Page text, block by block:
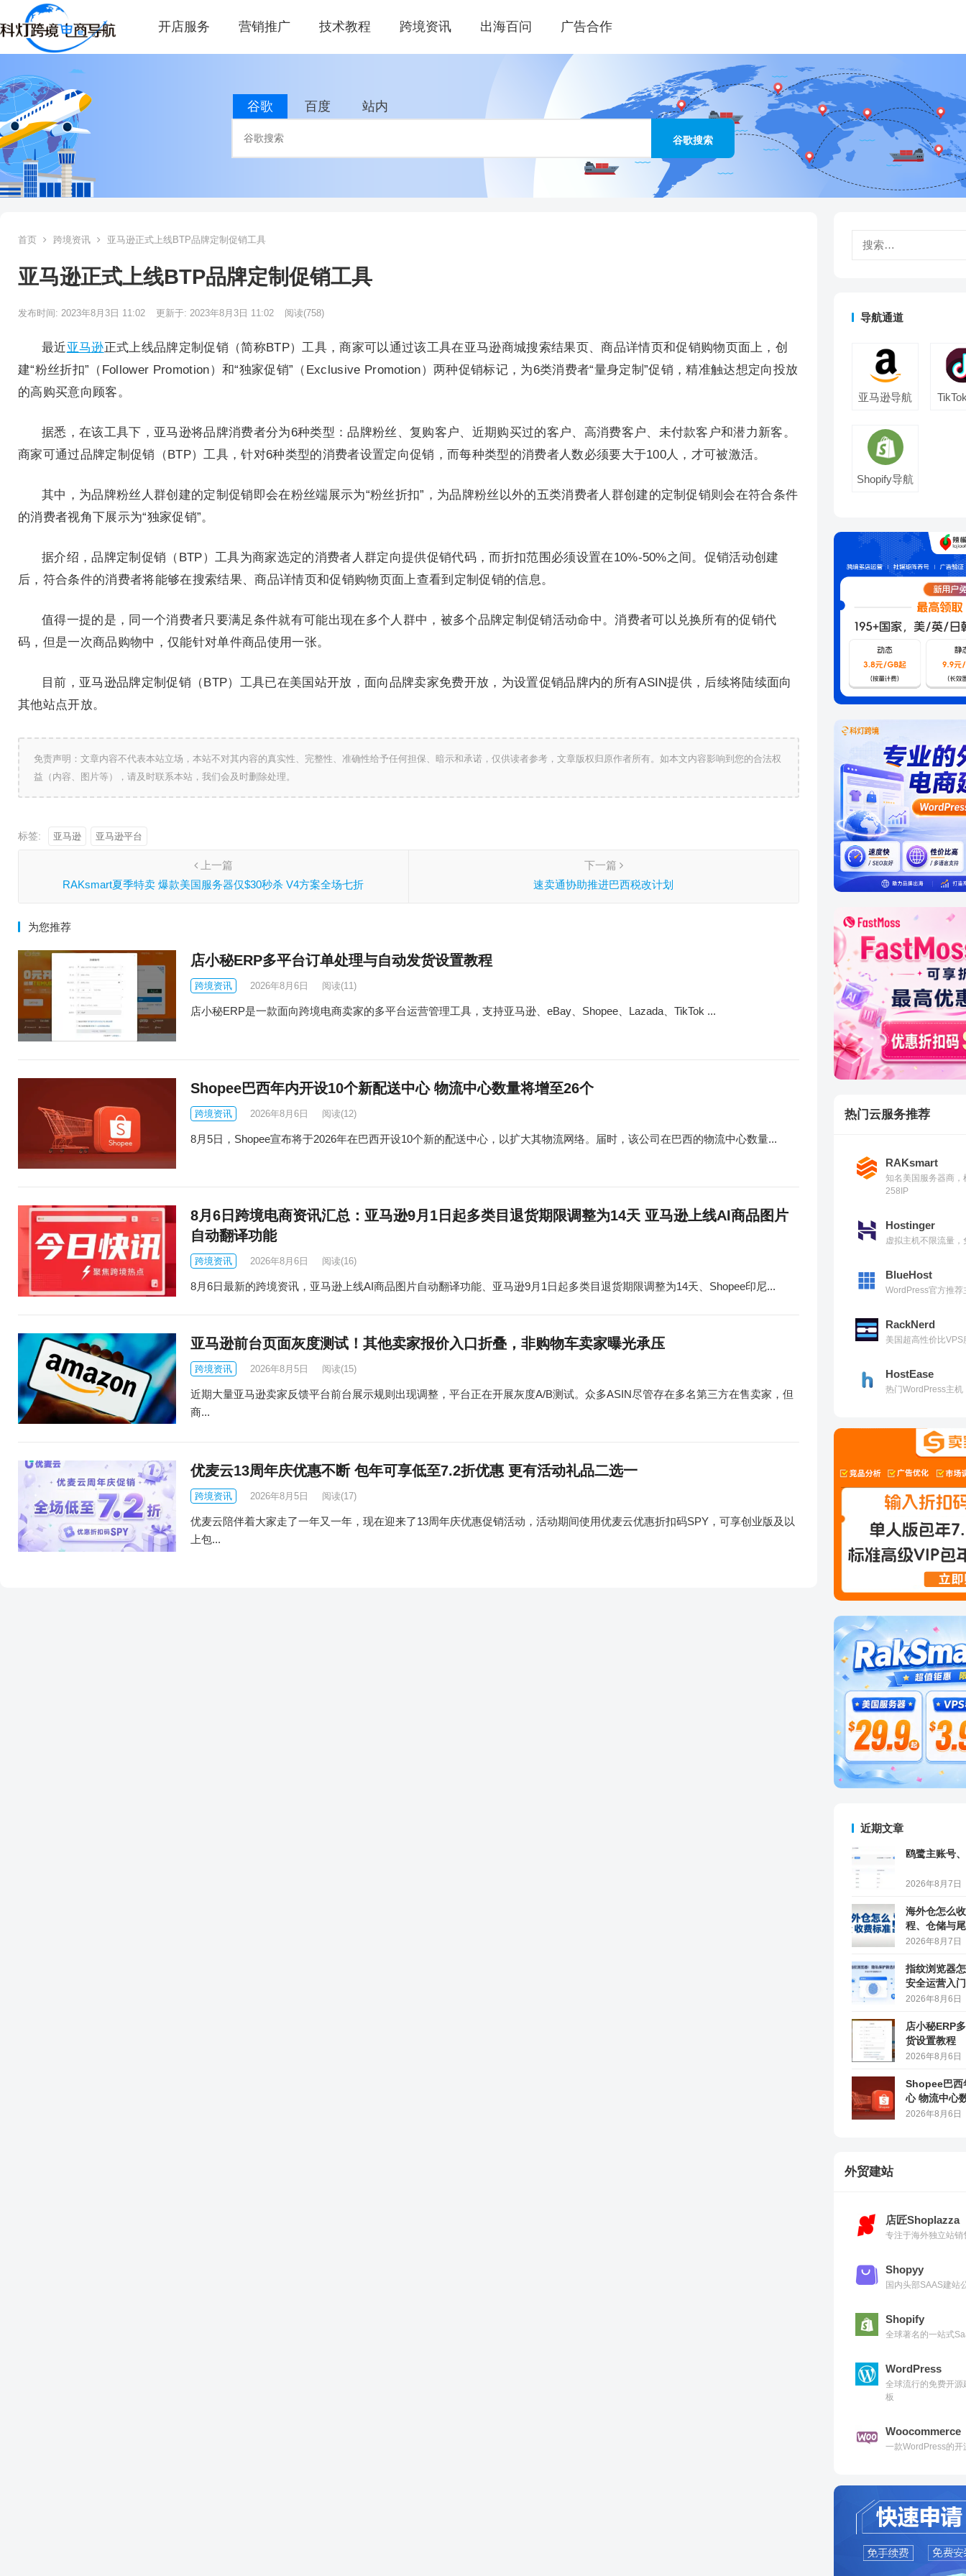
开店服务 营销推广 技术教程 跨境资讯 出海百问 广告合作
谷歌 百度 站内
首页 跨境资讯 亚马逊正式上线BTP品牌定制促销工具
亚马逊正式上线BTP品牌定制促销工具
发布时间: 2023年8月3日 11:02 更新于: 2023年8月3日 11:02 阅读(758)
最近亚马逊正式上线品牌定制促销（简称BTP）工具，商家可以通过该工具在亚马逊商城搜索结果页、商品详情页和促销购物页面上，创
建“粉丝折扣”（Follower Promotion）和“独家促销”（Exclusive Promotion）两种促销标记，为6类消费者“量身定制”促销，精准触达想定向投放
的高购买意向顾客。
据悉，在该工具下，亚马逊将品牌消费者分为6种类型：品牌粉丝、复购客户、近期购买过的客户、高消费客户、未付款客户和潜力新客。
商家可通过品牌定制促销（BTP）工具，针对6种类型的消费者设置定向促销，而每种类型的消费者人数必须要大于100人，才可被激活。
其中，为品牌粉丝人群创建的定制促销即会在粉丝端展示为“粉丝折扣”，为品牌粉丝以外的五类消费者人群创建的定制促销则会在符合条件
的消费者视角下展示为“独家促销”。
据介绍，品牌定制促销（BTP）工具为商家选定的消费者人群定向提供促销代码，而折扣范围必须设置在10%-50%之间。促销活动创建
后，符合条件的消费者将能够在搜索结果、商品详情页和促销购物页面上查看到定制促销的信息。
值得一提的是，同一个消费者只要满足条件就有可能出现在多个人群中，被多个品牌定制促销活动命中。消费者可以兑换所有的促销代
码，但是一次商品购物中，仅能针对单件商品使用一张。
目前，亚马逊品牌定制促销（BTP）工具已在美国站开放，面向品牌卖家免费开放，为设置促销品牌内的所有ASIN提供，后续将陆续面向
其他站点开放。
免责声明：文章内容不代表本站立场，本站不对其内容的真实性、完整性、准确性给予任何担保、暗示和承诺，仅供读者参考，文章版权归原作者所有。如本文内容影响到您的合法权
益（内容、图片等），请及时联系本站，我们会及时删除处理。
标签: 亚马逊 亚马逊平台
上一篇
RAKsmart夏季特卖 爆款美国服务器仅$30秒杀 V4方案全场七折
下一篇
速卖通协助推进巴西税改计划
为您推荐
店小秘ERP多平台订单处理与自动发货设置教程
跨境资讯 2026年8月6日 阅读(11)
店小秘ERP是一款面向跨境电商卖家的多平台运营管理工具，支持亚马逊、eBay、Shopee、Lazada、TikTok ...
Shopee巴西年内开设10个新配送中心 物流中心数量将增至26个
跨境资讯 2026年8月6日 阅读(12)
8月5日，Shopee宣布将于2026年在巴西开设10个新的配送中心，以扩大其物流网络。届时，该公司在巴西的物流中心数量...
8月6日跨境电商资讯汇总：亚马逊9月1日起多类目退货期限调整为14天 亚马逊上线AI商品图片
自动翻译功能
跨境资讯 2026年8月6日 阅读(16)
8月6日最新的跨境资讯，亚马逊上线AI商品图片自动翻译功能、亚马逊9月1日起多类目退货期限调整为14天、Shopee印尼...
亚马逊前台页面灰度测试！其他卖家报价入口折叠，非购物车卖家曝光承压
跨境资讯 2026年8月5日 阅读(15)
近期大量亚马逊卖家反馈平台前台展示规则出现调整，平台正在开展灰度A/B测试。众多ASIN尽管存在多名第三方在售卖家，但
商...
优麦云13周年庆优惠不断 包年可享低至7.2折优惠 更有活动礼品二选一
跨境资讯 2026年8月5日 阅读(17)
优麦云陪伴着大家走了一年又一年，现在迎来了13周年庆优惠促销活动，活动期间使用优麦云优惠折扣码SPY，可享创业版及以
上包...
导航通道
亚马逊导航
Shopify导航
热门云服务推荐
RAKsmart
知名美国服务器商
258IP
Hostinger
虚拟主机不限流量
BlueHost
WordPress官方推
RackNerd
美国超高性价比VPS
HostEase
热门WordPress主
近期文章
鸥鹭主账号
2026年8月7日
海外仓怎么
程、仓储与
2026年8月7日
指纹浏览器
安全运营入
2026年8月6日
店小秘ERP
货设置教程
2026年8月6日
Shopee巴西
心 物流中心
2026年8月6日
外贸建站
店匠Shoplazza
专注于海外独立站
Shopyy
国内头部SAAS建站
Shopify
全球著名的一站式
WordPress
全球流行的免费开
板
Woocommerce
一款WordPress的开